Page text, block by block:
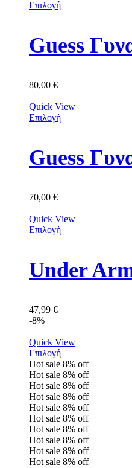
Επιλογή
Guess
80,00 €
Quick View
Επιλογή
Guess
70,00 €
Quick View
Επιλογή
Under
47,99 €
-8%
Quick View
Επιλογή
Hot sale 8% off
Hot sale 8% off
Hot sale 8% off
Hot sale 8% off
Hot sale 8% off
Hot sale 8% off
Hot sale 8% off
Hot sale 8% off
Hot sale 8% off
Hot sale 8% off